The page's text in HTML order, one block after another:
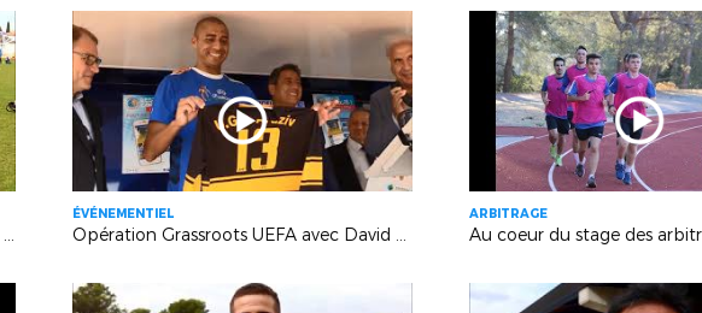
Observations d'une délégation chinoise en Provence
ÉVÉNEMENTIEL
Opération Grassroots UEFA avec David Trezeguet (Stade Sevan-Marseille)
ARBITRAGE